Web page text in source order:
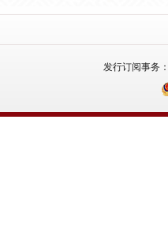
发行订阅事务